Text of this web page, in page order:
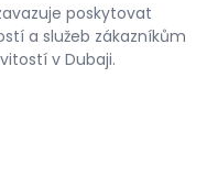
poskytovat
a služeb zákazníkům
v Dubaji.